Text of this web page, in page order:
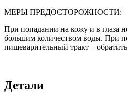
МЕРЫ ПРЕДОСТОРОЖНОСТИ:
При попадании на кожу и в глаза
большим количеством воды. При
пищеварительный тракт –
Детали